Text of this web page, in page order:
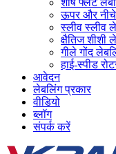
शीर्ष फ्लैट
ऊपर और
स्लीव स्लीव
क्षैतिज शीशी
गीले गोंद
हाई-स्पीड
आवेदन
लेबलिंग प्रकार
वीडियो
ब्लॉग
संपर्क करें